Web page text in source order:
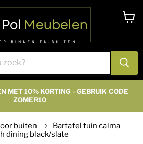
MET 10% KORTING - GEBRUIK CODE
ZOMER10
buiten
Bartafel tuin calma
dining black/slate